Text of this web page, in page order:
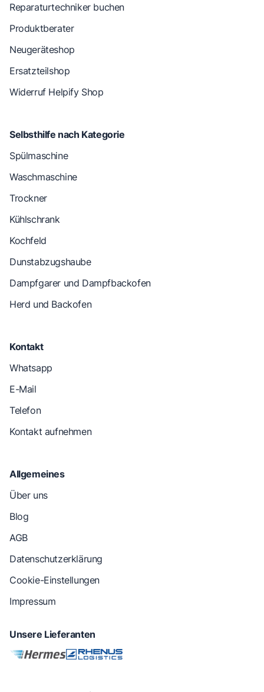
Reparaturtechniker buchen
Produktberater
Neugeräteshop
Ersatzteilshop
Widerruf Helpify Shop
Selbsthilfe nach Kategorie
Spülmaschine
Waschmaschine
Trockner
Kühlschrank
Kochfeld
Dunstabzugshaube
Dampfgarer und Dampfbackofen
Herd und Backofen
Kontakt
Whatsapp
E-Mail
Telefon
Kontakt aufnehmen
Allgemeines
Über uns
Blog
AGB
Datenschutzerklärung
Cookie-Einstellungen
Impressum
Unsere Lieferanten